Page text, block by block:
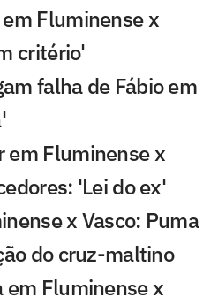
Fluminense x
critério'
falha de Fábio em
em Fluminense x
'Lei do ex'
x Vasco: Puma
do cruz-maltino
em Fluminense x